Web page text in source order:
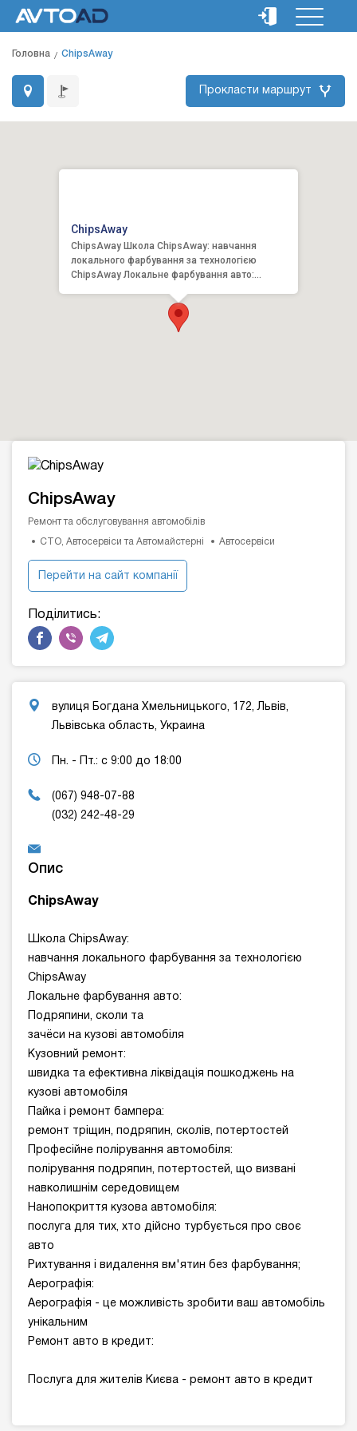
Головна ChipsAway
Прокласти маршрут
ChipsAway
ChipsAway Школа ChipsAway: навчання
локального фарбування за технологією
ChipsAway Локальне фарбування авто:
ChipsAway
Ремонт та обслуговування автомобілів
СТО, Автосервіси та Автомайстерні Автосервіси
Перейти на сайт компанії
Поділитись:
вулиця Богдана Хмельницького, 172, Львів,
Львівська область, Украина
Пн. - Пт.: с 9:00 до 18:00
(067) 948-07-88
(032) 242-48-29
Опис
ChipsAway
Школа ChipsAway:
навчання локального фарбування за технологією
ChipsAway
Локальне фарбування авто:
Подряпини, сколи та
зачёси на кузові автомобіля
Кузовний ремонт:
швидка та ефективна ліквідація пошкоджень на
кузові автомобіля
Пайка і ремонт бампера:
ремонт тріщин, подряпин, сколів, потертостей
Професійне полірування автомобіля:
полірування подряпин, потертостей, що визвані
навколишнім середовищем
Нанопокриття кузова автомобіля:
послуга для тих, хто дійсно турбується про своє
авто
Рихтування і видалення вм'ятин без фарбування;
Аерографія:
Аерографія - це можливість зробити ваш автомобіль
унікальним
Ремонт авто в кредит:
Послуга для жителів Києва - ремонт авто в кредит